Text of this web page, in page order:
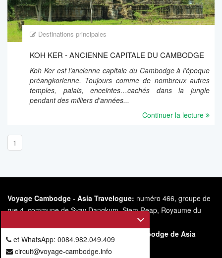
Destinations principales
KOH KER - ANCIENNE CAPITALE DU CAMBODGE
Koh Ker est l’ancienne capitale du Cambodge à l’époque
préangkorienne. Toujours comme de nombreux autres
temples, palais, enceintes…cachés dans la jungle
pendant des milliers d'années...
Continuer la lecture
1
Voyage Cambodge - Asia Travelogue: numéro 466, groupe de
rue 4, commune de Svay Dangkum, Siem Reap, Royaume du
https://voyage-
appartient à Voyage Cambodge de Asia
Travelogue.
et WhatsApp: 0084.982.049.409
circuit@voyage-cambodge.info